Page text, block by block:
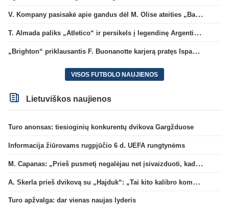
V. Kompany pasisakė apie gandus dėl M. Olise ateities „Bayern“ gretose
T. Almada paliks „Atletico“ ir persikels į legendinę Argentinos ekipą
„Brighton“ priklausantis F. Buonanotte karjerą pratęs Ispanijoje
VISOS FUTBOLO NAUJIENOS
Lietuviškos naujienos
Turo anonsas: tiesioginių konkurentų dvikova Gargžduose
Informacija žiūrovams rugpjūčio 6 d. UEFA rungtynėms
M. Capanas: „Prieš pusmetį negalėjau net įsivaizduoti, kad žaisime prieš „Hajduk“
A. Skerla prieš dvikovą su „Hajduk“: „Tai kito kalibro komanda“
Turo apžvalga: dar vienas naujas lyderis